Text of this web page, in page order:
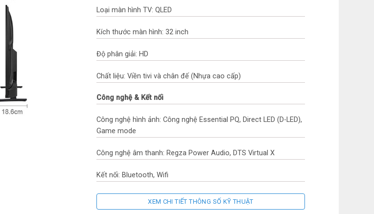
Loại màn hình TV: QLED
Kích thước màn hình: 32 inch
Độ phân giải: HD
Chất liệu: Viền tivi và chân đế (Nhựa cao cấp)
Công nghệ & Kết nối
Công nghệ hình ảnh: Công nghệ Essential PQ, Direct LED (D-LED),
Game mode
Công nghệ âm thanh: Regza Power Audio, DTS Virtual X
Kết nối: Bluetooth, Wifi
Cổng HDMI: 2 cổng
XEM CHI TIẾT THÔNG SỐ KỸ THUẬT